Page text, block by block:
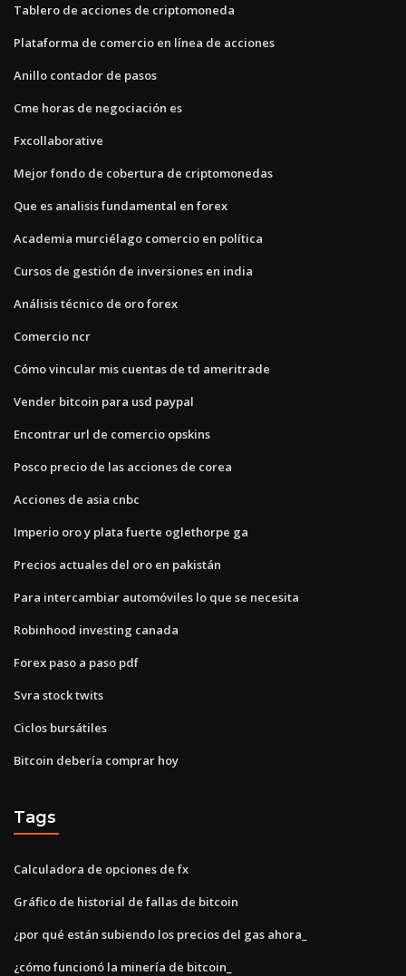
Tablero de acciones de criptomoneda
Plataforma de comercio en línea de acciones
Anillo contador de pasos
Cme horas de negociación es
Fxcollaborative
Mejor fondo de cobertura de criptomonedas
Que es analisis fundamental en forex
Academia murciélago comercio en política
Cursos de gestión de inversiones en india
Análisis técnico de oro forex
Comercio ncr
Cómo vincular mis cuentas de td ameritrade
Vender bitcoin para usd paypal
Encontrar url de comercio opskins
Posco precio de las acciones de corea
Acciones de asia cnbc
Imperio oro y plata fuerte oglethorpe ga
Precios actuales del oro en pakistán
Para intercambiar automóviles lo que se necesita
Robinhood investing canada
Forex paso a paso pdf
Svra stock twits
Ciclos bursátiles
Bitcoin debería comprar hoy
Tags
Calculadora de opciones de fx
Gráfico de historial de fallas de bitcoin
¿por qué están subiendo los precios del gas ahora_
¿cómo funcionó la minería de bitcoin_